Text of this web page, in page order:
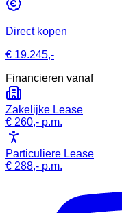
Direct kopen
€ 19.245,-
Financieren vanaf
Zakelijke Lease
€ 260,- p.m.
Particuliere Lease
€ 288,- p.m.